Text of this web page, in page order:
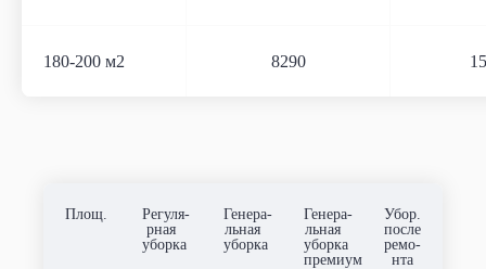
180-200 м2 8290
Площ.
Регуля-
рная
уборка
Генера-
льная
уборка
Генера-
льная
уборка
премиум
Убор.
после
ремо-
нта